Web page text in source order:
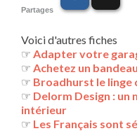
Partages
Voici d'autres fiches
☞ Adapter votre
☞ Achetez un
☞ Broadhurst le linge
☞ Delorm Design :
intérieur
☞ Les Français sont